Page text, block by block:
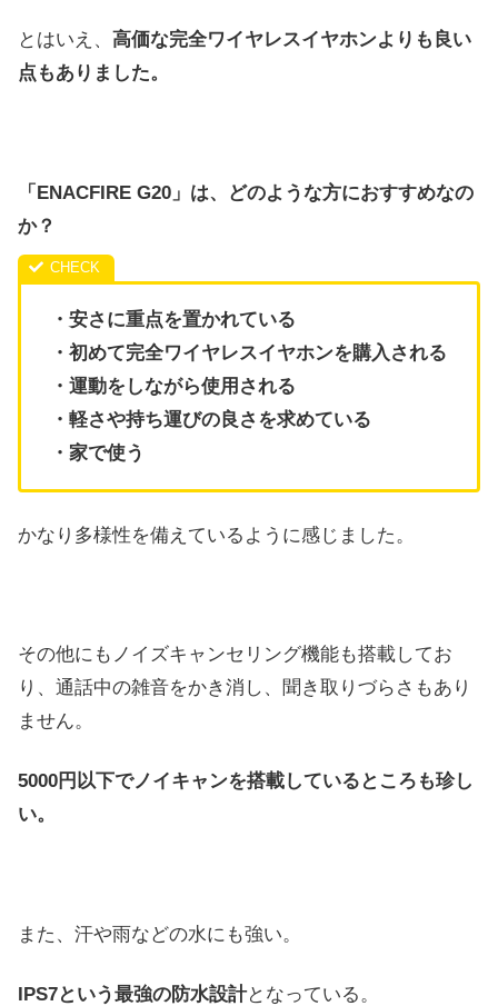
とはいえ、 高価な完全ワイヤレスイヤホンよりも良い
点もありました。
「ENACFIRE G20」は、どのような方におすすめなの
か？
・安さに重点を置かれている
・初めて完全ワイヤレスイヤホンを購入される
・運動をしながら使用される
・軽さや持ち運びの良さを求めている
・家で使う
かなり多様性を備えているように感じました。
その他にもノイズキャンセリング機能も搭載してお
り、通話中の雑音をかき消し、聞き取りづらさもあり
ません。
5000円以下でノイキャンを搭載しているところも珍し
い。
また、汗や雨などの水にも強い。
IPS7という最強の防水設計となっている。